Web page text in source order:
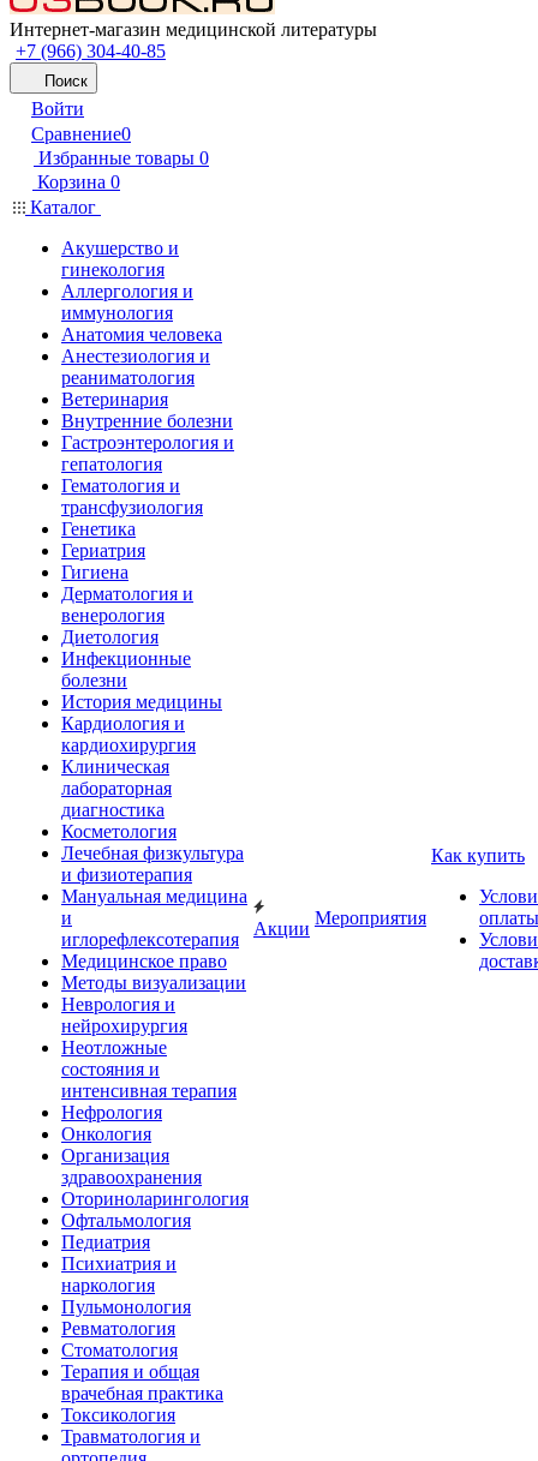
Интернет-магазин медицинской литературы
+7 (966) 304-40-85
Поиск
Войти
Сравнение0
Избранные товары 0
Корзина 0
Каталог
Акушерство и
гинекология
Аллергология и
иммунология
Анатомия человека
Анестезиология и
реаниматология
Ветеринария
Внутренние болезни
Гастроэнтерология и
гепатология
Гематология и
трансфузиология
Генетика
Гериатрия
Гигиена
Дерматология и
венерология
Диетология
Инфекционные
болезни
История медицины
Кардиология и
кардиохирургия
Клиническая
лабораторная
диагностика
Косметология
Лечебная физкультура
и физиотерапия
Мануальная медицина
и
иглорефлексотерапия
Медицинское право
Методы визуализации
Неврология и
нейрохирургия
Неотложные
состояния и
интенсивная терапия
Нефрология
Онкология
Организация
здравоохранения
Оториноларингология
Офтальмология
Педиатрия
Психиатрия и
наркология
Пульмонология
Ревматология
Стоматология
Терапия и общая
врачебная практика
Токсикология
Травматология и
Акции
Мероприятия
Как купить
оплаты